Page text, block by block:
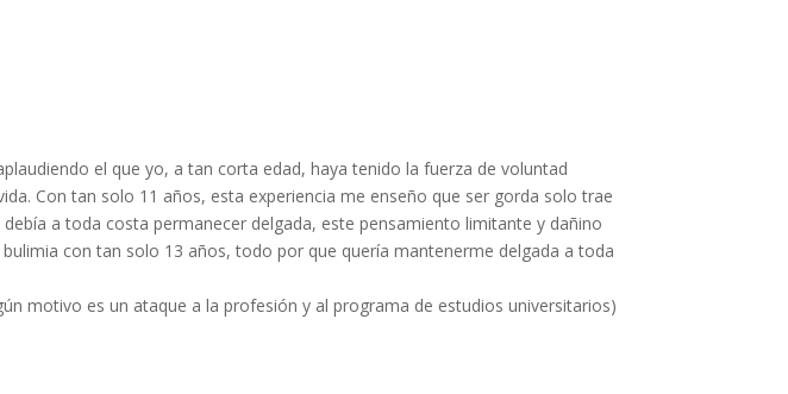
el que yo, a tan corta edad, haya tenido la fuerza de voluntad
Con tan solo 11 años, esta experiencia me enseño que ser gorda solo trae
a toda costa permanecer delgada, este pensamiento limitante y dañino
con tan solo 13 años, todo por que quería mantenerme delgada a toda
motivo es un ataque a la profesión y al programa de estudios universitarios)